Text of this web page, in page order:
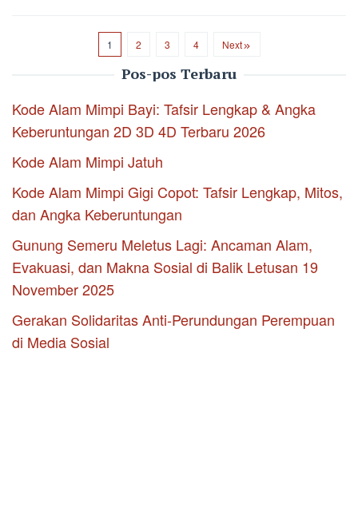
1 2 3 4 Next
Pos-pos Terbaru
Kode Alam Mimpi Bayi: Tafsir Lengkap & Angka
Keberuntungan 2D 3D 4D Terbaru 2026
Kode Alam Mimpi Jatuh
Kode Alam Mimpi Gigi Copot: Tafsir Lengkap, Mitos,
dan Angka Keberuntungan
Gunung Semeru Meletus Lagi: Ancaman Alam,
Evakuasi, dan Makna Sosial di Balik Letusan 19
November 2025
Gerakan Solidaritas Anti-Perundungan Perempuan
di Media Sosial